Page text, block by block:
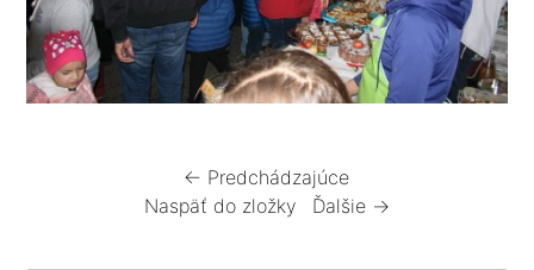
← Predchádzajúce
Naspäť do zložky
Ďalšie →